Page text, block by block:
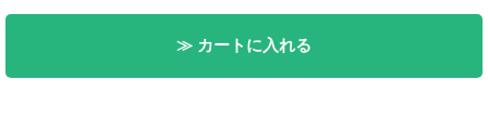
≫ カートに入れる